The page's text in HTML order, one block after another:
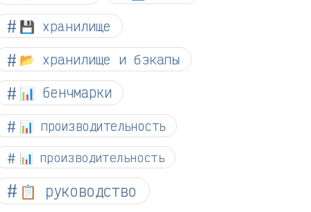
💾 хранилище
📂 хранилище и бэкапы
📊 бенчмарки
📊 производительность
📊 производительность
📋 руководство